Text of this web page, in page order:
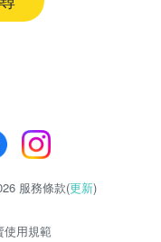
服務條款(更新)
使用規範